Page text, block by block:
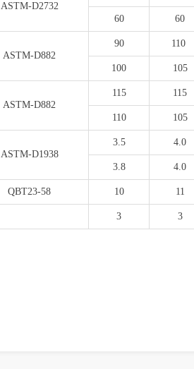
ASTM-D2732
60 60
ASTM-D882
90 110
100 105
ASTM-D882
115 115
110 105
ASTM-D1938
3.5 4.0
3.8 4.0
QBT23-58 10 11
3 3